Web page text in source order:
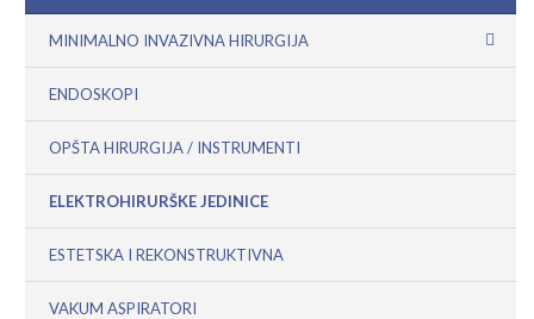
MINIMALNO INVAZIVNA HIRURGIJA
ENDOSKOPI
OPŠTA HIRURGIJA / INSTRUMENTI
ELEKTROHIRURŠKE JEDINICE
ESTETSKA I REKONSTRUKTIVNA
VAKUM ASPIRATORI